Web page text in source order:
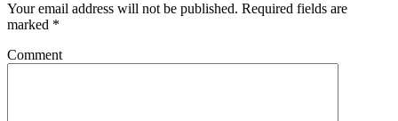
Your email address will not be published. Required fields are
marked *
Comment